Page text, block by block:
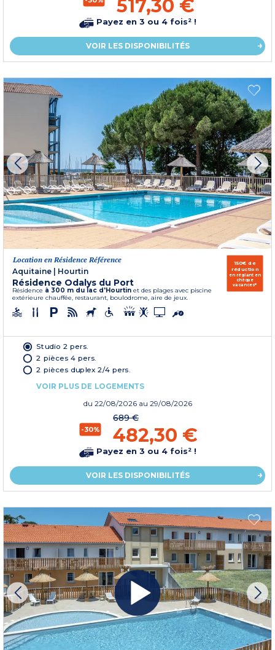
517,30 €
Payez en 3 ou 4 fois² !
VOIR LES DISPONIBILITÉS
Location en Résidence Référence
Aquitaine
Hourtin
Résidence Odalys du Port
Résidence à 300 m du lac d'Hourtin et des plages avec piscine
extérieure chauffée, restaurant, boulodrome, aire de jeux.
150€ de
réduction
en réglant en
chèque
vacances*
Studio 2 pers.
2 pièces 4 pers.
2 pièces duplex 2/4 pers.
VOIR PLUS DE LOGEMENTS
du 22/08/2026 au 29/08/2026
-30%
689 €
482,30 €
Payez en 3 ou 4 fois² !
VOIR LES DISPONIBILITÉS